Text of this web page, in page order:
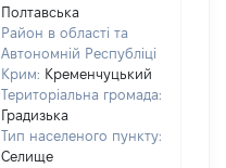
Полтавська
Район в області та
Автономній Республіці
Крим: Кременчуцький
Територіальна громада:
Градизька
Тип населеного пункту:
Селище